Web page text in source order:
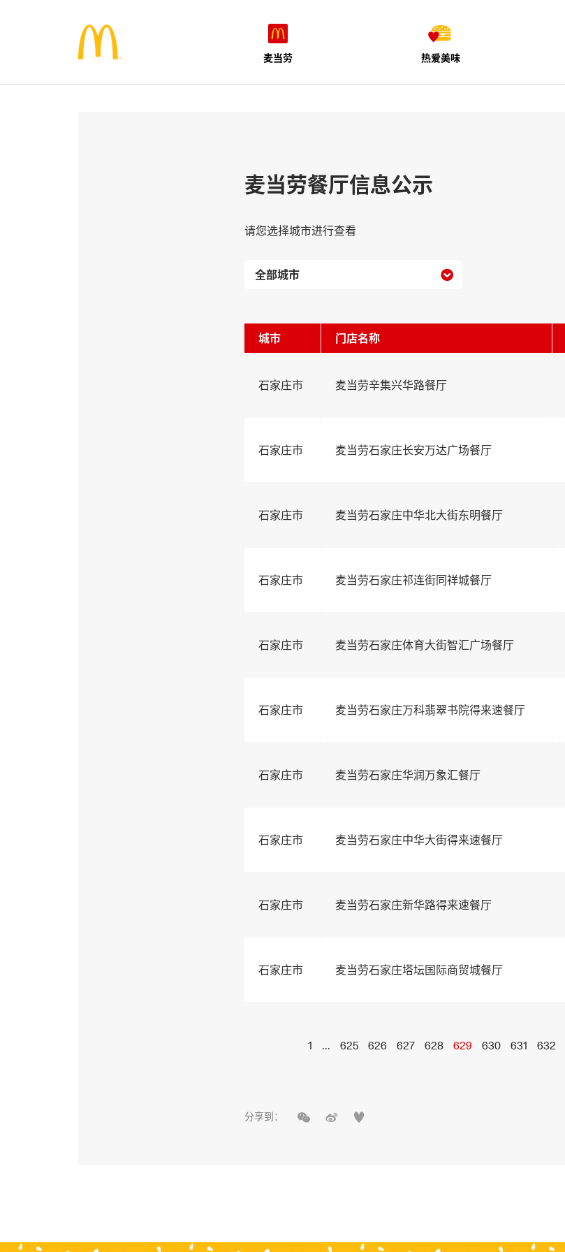
麦当劳 热爱美味
麦当劳餐厅信息公示
请您选择城市进行查看

城市 门店名称
石家庄市 麦当劳辛集兴华路餐厅
石家庄市 麦当劳石家庄长安万达广场餐厅
石家庄市 麦当劳石家庄中华北大街东明餐厅
石家庄市 麦当劳石家庄祁连街同祥城餐厅
石家庄市 麦当劳石家庄体育大街智汇广场餐厅
石家庄市 麦当劳石家庄万科翡翠书院得来速餐厅
石家庄市 麦当劳石家庄华润万象汇餐厅
石家庄市 麦当劳石家庄中华大街得来速餐厅
石家庄市 麦当劳石家庄新华路得来速餐厅
石家庄市 麦当劳石家庄塔坛国际商贸城餐厅
1 ... 625 626 627 628 629 630 631 632
分享到：   